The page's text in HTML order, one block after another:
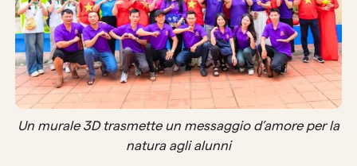
Un murale 3D trasmette un messaggio d’amore per la
natura agli alunni